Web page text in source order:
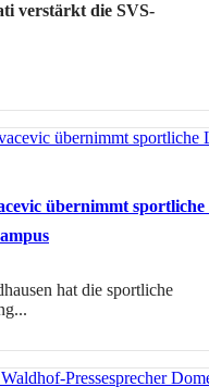
verstärkt die SVS-
übernimmt sportliche
hat die sportliche